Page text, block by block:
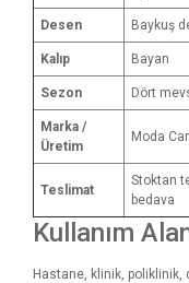
Desen Baykuş
Kalıp Bayan
Sezon Dört
Marka /
Üretim
Moda
Teslimat
Stoktan
bedava
Kullanım
Hastane, klinik, poliklinik,